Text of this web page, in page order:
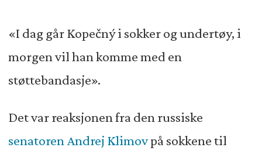
«I dag går Kopečný i sokker og undertøy, i
morgen vil han komme med en
støttebandasje».
Det var reaksjonen fra den russiske
senatoren Andrej Klimovpå sokkene til